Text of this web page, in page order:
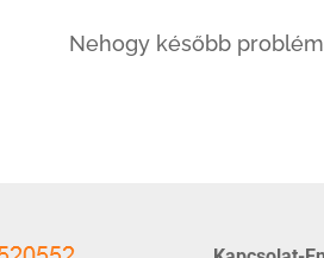
Nehogy később